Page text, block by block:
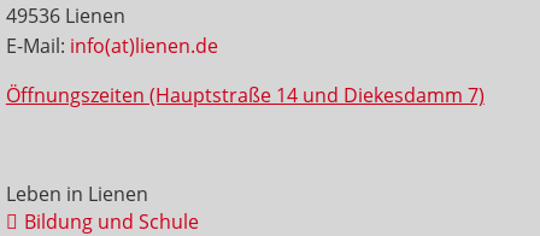
49536 Lienen
E-Mail: info(at)lienen.de
Öffnungszeiten (Hauptstraße 14 und Diekesdamm 7)
Leben in Lienen
Bildung und Schule